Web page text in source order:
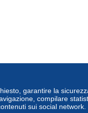
garantire la
compilare
sui social network.